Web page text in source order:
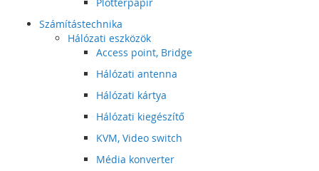
Számítástechnika
Hálózati eszközök
Access point, Bridge
Hálózati antenna
Hálózati kártya
Hálózati kiegészítő
KVM, Video switch
Média konverter